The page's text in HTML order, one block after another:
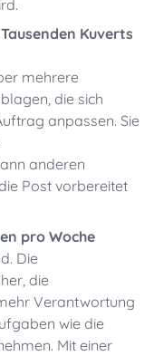
Kuverts
mehrere
die sich
anpassen. Sie
anderen
Post vorbereitet
pro Woche
Die
die
Verantwortung
wie die
Mit einer